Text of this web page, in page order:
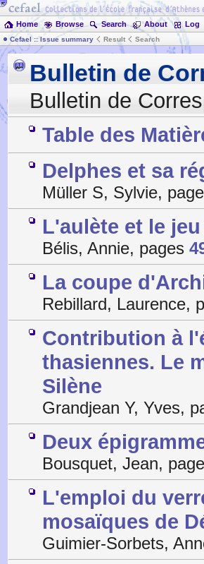
Home Browse Search About Log
Cefael :: Issue summary Result Search
Bulletin de
Bulletin de
Table des
Delphes et sa
Müller S, Sylvie,
L'aulète et le
Bélis, Annie, pages
La coupe
Rebillard, Laurence,
Contribution à
thasiennes. Le
Silène
Grandjean Y, Yves,
Deux
Bousquet, Jean,
L'emploi du
mosaïques de
Guimier-Sorbets,